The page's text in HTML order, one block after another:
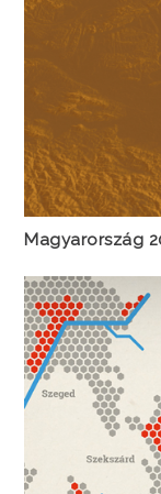
Magyarország